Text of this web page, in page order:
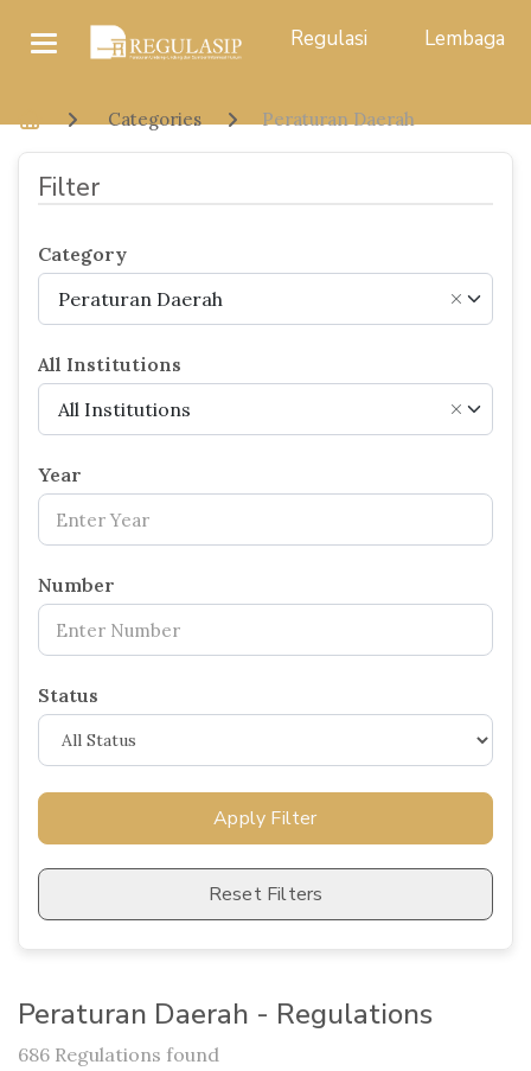
Regulasi Lembaga
Categories Peraturan Daerah
Filter
Category
×
Peraturan Daerah
All Institutions
×
All Institutions
Year
Number
Status
Apply Filter
Reset Filters
Peraturan Daerah - Regulations
686 Regulations found